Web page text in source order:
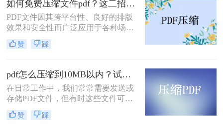
么呢？本文将详细介绍多种常用且有
效的pdf压缩方法。通过遵循这些指
南，您可以轻松减小PDF文件体积，
提升效率。
如何免费压缩文件pdf？这二招快来看！
PDF文件因其跨平台性、良好的排版
效果和安全性而广泛应用于各种场
合。然而，过大的PDF文件可能会给
传输和存储带来不便。那么如何免费
压缩PDF文件的方法，帮助您轻松解
决PDF文件过大的问题。
赞 踩
pdf怎么压缩到10MB以内？试试这4个压缩方法！
在日常工作中，我们常常需要发送或
存储PDF文件，但有时这些文件可能
会过大，导致传输不便或者占用过多
存储空间。为了应对这种情况，我们
赞 踩